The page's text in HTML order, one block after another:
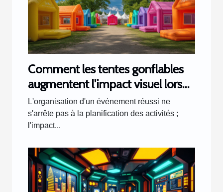
Comment les tentes gonflables
augmentent l'impact visuel lors
d'événements
L'organisation d'un événement réussi ne
s'arrête pas à la planification des activités ;
l'impact...